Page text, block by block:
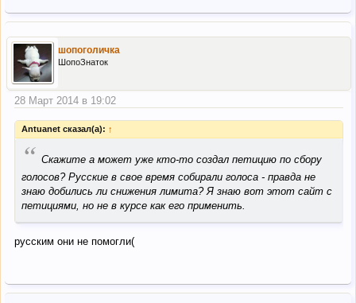
шопоголичка
ШопоЗнаток
28 Март 2014 в 19:02
Antuanet сказал(а): ↑
“ Скажите а может уже кто-то создал петицию по сбору
голосов? Русские в свое время собирали голоса - правда не
знаю добились ли снижения лимита? Я знаю вот этот сайт с
петициями, но не в курсе как его применить.
русским они не помогли(